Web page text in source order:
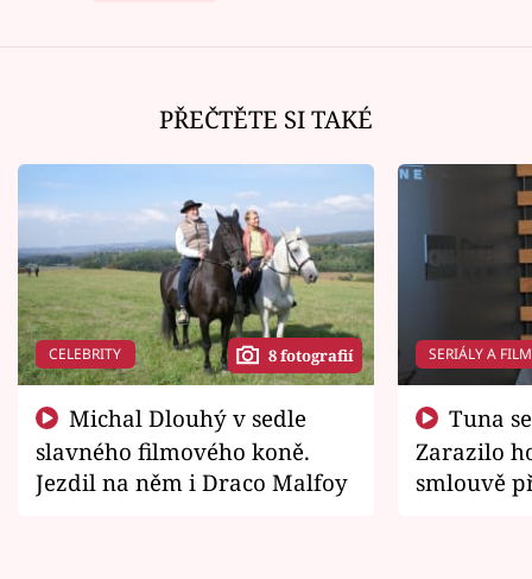
PŘEČTĚTE SI TAKÉ
CELEBRITY 8 fotografií
slavného filmového koně.
Jezdil na něm i Draco Malfoy
SERIÁLY A
Zarazilo
smlouvě